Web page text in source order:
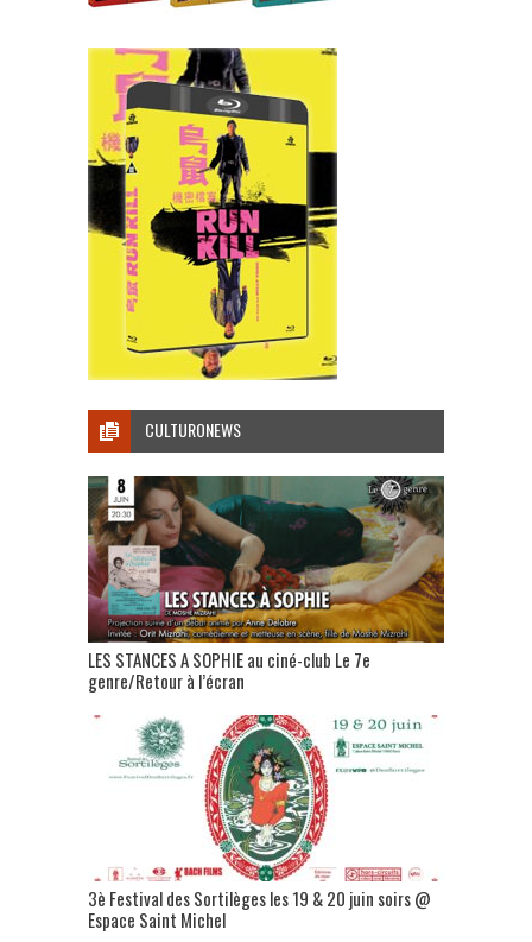
CULTURONEWS
LES STANCES A SOPHIE au ciné-club Le 7e
genre/Retour à l’écran
3è Festival des Sortilèges les 19 & 20 juin soirs @
Espace Saint Michel